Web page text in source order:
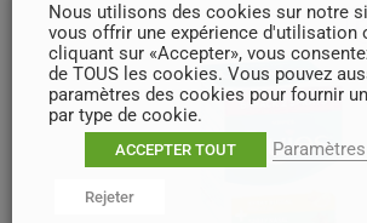
Nous utilisons des cookies sur notre
vous offrir une expérience d'utilisation
cliquant sur «Accepter», vous
de TOUS les cookies. Vous pouvez
paramètres des cookies pour fournir
par type de cookie.
ACCEPTER TOUT
Rejeter